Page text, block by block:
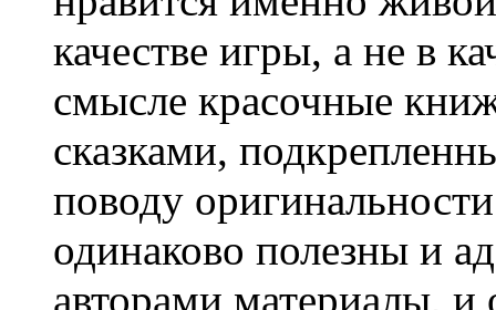
качестве игры, а не в
смысле красочные
сказками,
поводу
одинаково полезны и
авторами материалы,